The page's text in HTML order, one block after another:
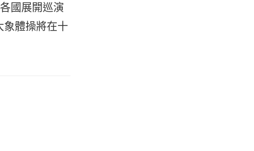
國展開巡演
象體操將在十